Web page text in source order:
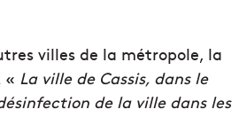
villes de la métropole, la
« La ville de Cassis, dans le
de la ville dans les